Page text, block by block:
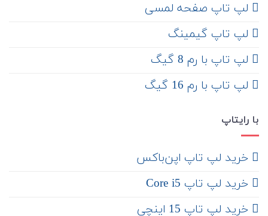
لپ تاپ صفحه لمسی
لپ تاپ گیمینگ
لپ تاپ با رم 8 گیگ
لپ تاپ با رم 16 گیگ
با رایتاپ
‌ خرید لپ تاپ اپن‌باکس
خرید لپ تاپ Core i5
‌‌ خرید لپ تاپ 15 اینچی